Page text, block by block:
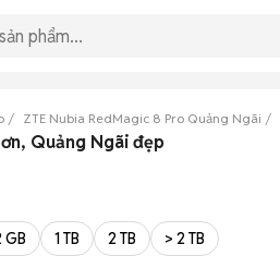
ZTE Nubia RedMagic 8 Pro Quảng Ngãi
Quảng Ngãi đẹp
GB 1 TB 2 TB > 2 TB